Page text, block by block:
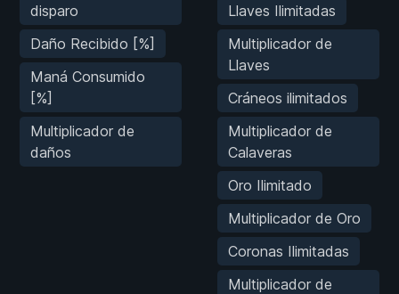
disparo
Daño Recibido [%]
Maná Consumido
[%]
Multiplicador de
daños
Llaves Ilimitadas
Multiplicador de
Llaves
Cráneos ilimitados
Multiplicador de
Calaveras
Oro Ilimitado
Multiplicador de Oro
Coronas Ilimitadas
Multiplicador de